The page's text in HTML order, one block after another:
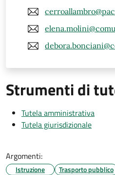
Strumenti di
Tutela amministrativa
Tutela giurisdizionale
Argomenti:
Istruzione Trasporto pubblico